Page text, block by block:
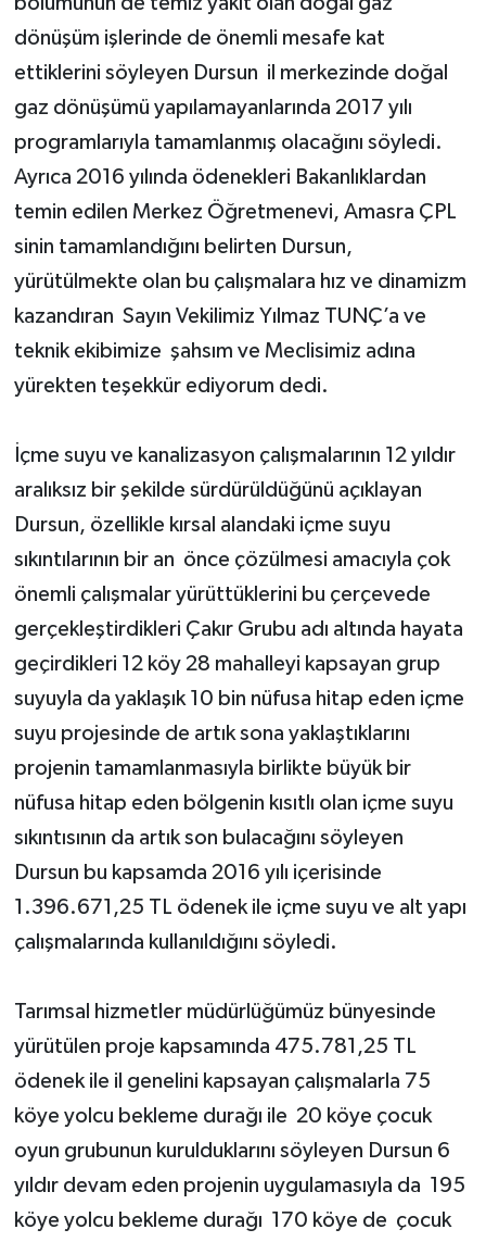
dönüşüm işlerinde de önemli mesafe kat
ettiklerini söyleyen Dursun il merkezinde doğal
gaz dönüşümü yapılamayanlarında 2017 yılı
programlarıyla tamamlanmış olacağını söyledi.
Ayrıca 2016 yılında ödenekleri Bakanlıklardan
temin edilen Merkez Öğretmenevi, Amasra ÇPL
sinin tamamlandığını belirten Dursun,
yürütülmekte olan bu çalışmalara hız ve dinamizm
kazandıran Sayın Vekilimiz Yılmaz TUNÇ’a ve
teknik ekibimize şahsım ve Meclisimiz adına
yürekten teşekkür ediyorum dedi.
İçme suyu ve kanalizasyon çalışmalarının 12 yıldır
aralıksız bir şekilde sürdürüldüğünü açıklayan
Dursun, özellikle kırsal alandaki içme suyu
sıkıntılarının bir an önce çözülmesi amacıyla çok
önemli çalışmalar yürüttüklerini bu çerçevede
gerçekleştirdikleri Çakır Grubu adı altında hayata
geçirdikleri 12 köy 28 mahalleyi kapsayan grup
suyuyla da yaklaşık 10 bin nüfusa hitap eden içme
suyu projesinde de artık sona yaklaştıklarını
projenin tamamlanmasıyla birlikte büyük bir
nüfusa hitap eden bölgenin kısıtlı olan içme suyu
sıkıntısının da artık son bulacağını söyleyen
Dursun bu kapsamda 2016 yılı içerisinde
1.396.671,25 TL ödenek ile içme suyu ve alt yapı
çalışmalarında kullanıldığını söyledi.
Tarımsal hizmetler müdürlüğümüz bünyesinde
yürütülen proje kapsamında 475.781,25 TL
ödenek ile il genelini kapsayan çalışmalarla 75
köye yolcu bekleme durağı ile 20 köye çocuk
oyun grubunun kurulduklarını söyleyen Dursun 6
yıldır devam eden projenin uygulamasıyla da 195
köye yolcu bekleme durağı 170 köye de çocuk